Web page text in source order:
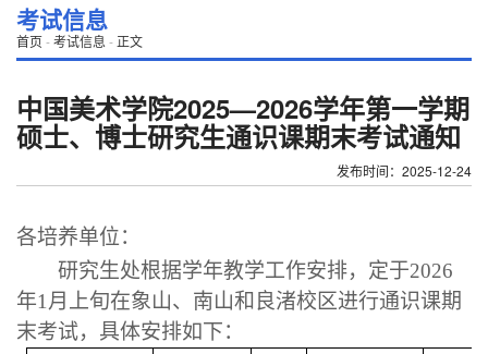
考试信息
首页-考试信息 - 正文
中国美术学院2025—2026学年第一学期
硕士、博士研究生通识课期末考试通知
发布时间：2025-12-24
各培养单位：
研究生处根据学年教学工作安排，定于2026
年1 月 上旬在象山、 南山和良渚校区进行通识课期
末考试，具体安排如下：